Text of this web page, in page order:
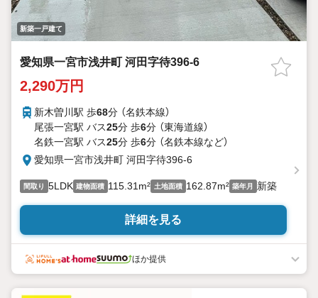
新築一戸建て
愛知県一宮市浅井町 河田字待396-6
2,290万円
新木曽川駅 歩68分 （名鉄本線）
尾張一宮駅 バス25分 歩6分 （東海道線）
名鉄一宮駅 バス25分 歩6分 （名鉄本線など）
愛知県一宮市浅井町 河田字待396-6
間取り 5LDK 建物面積 115.31m² 土地面積 162.87m² 築年月 新築
詳細を見る
ほか提供